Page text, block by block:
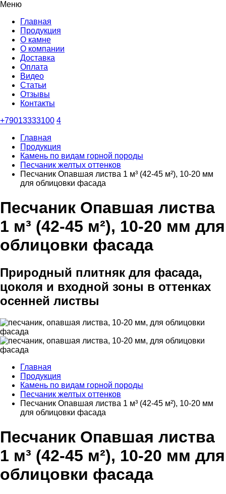
Меню
Главная
Продукция
О камне
О компании
Доставка
Оплата
Видео
Статьи
Отзывы
Контакты
+79013333100 4
Главная
Продукция
Камень по видам горной породы
Песчаник желтых оттенков
Песчаник Опавшая листва 1 м³ (42-45 м²), 10-20 мм
для облицовки фасада
Песчаник Опавшая листва
1 м³ (42-45 м²), 10-20 мм для
облицовки фасада
Природный плитняк для фасада,
цоколя и входной зоны в оттенках
осенней листвы
Главная
Продукция
Камень по видам горной породы
Песчаник желтых оттенков
Песчаник Опавшая листва 1 м³ (42-45 м²), 10-20 мм
для облицовки фасада
Песчаник Опавшая листва
1 м³ (42-45 м²), 10-20 мм для
облицовки фасада